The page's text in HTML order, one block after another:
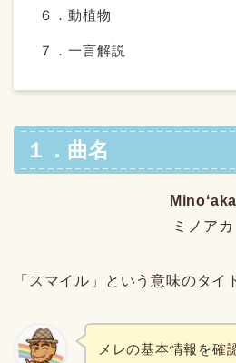
６．動植物
７．一言解説
１．曲名
Minoʻaka
ミノアカ
「スマイル」という意味のタイ
メレの基本情報を確